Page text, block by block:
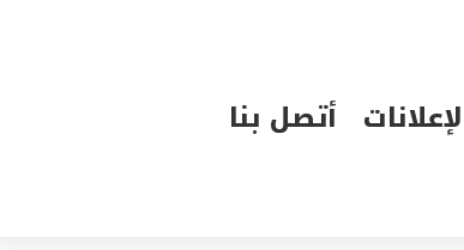
أتصل بنا